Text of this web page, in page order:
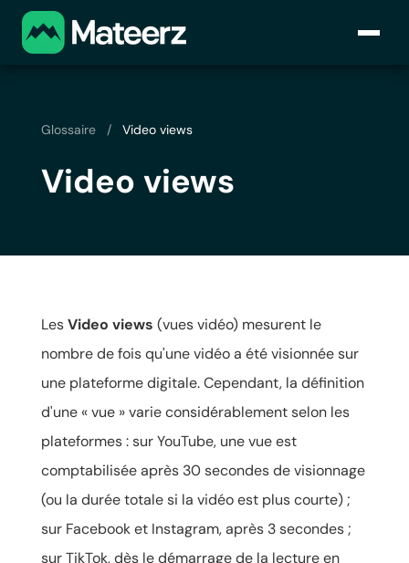
Glossaire / Video views
Video views
LesVideo views (vues vidéo) mesurent le
nombre de fois qu'une vidéo a été visionnée sur
une plateforme digitale. Cependant, la définition
d'une « vue » varie considérablement selon les
plateformes : sur YouTube, une vue est
comptabilisée après 30 secondes de visionnage
(ou la durée totale si la vidéo est plus courte) ;
sur Facebook et Instagram, après 3 secondes ;
sur TikTok, dès le démarrage de la lecture en